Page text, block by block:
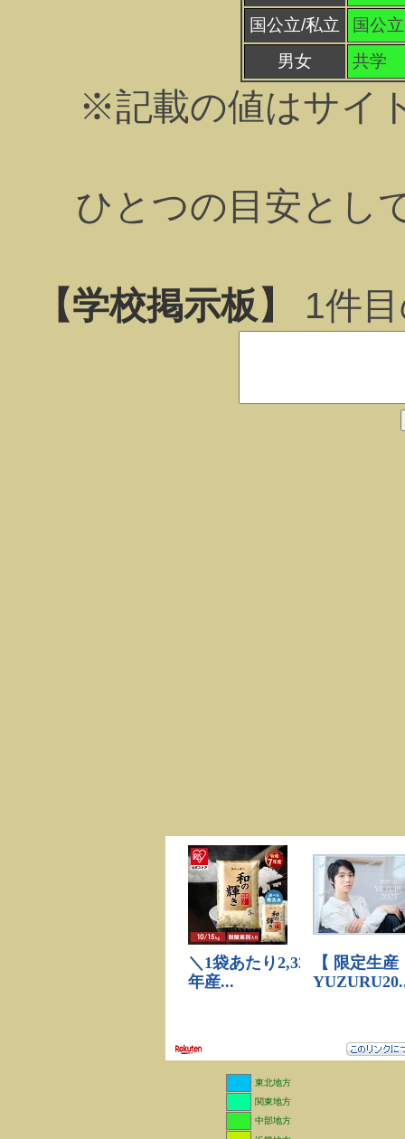
国公立/私立
国公立
男女
共学
※記載の値はサイ
ひとつの目安とし
【学校掲示板】 1件
東北地方
関東地方
中部地方